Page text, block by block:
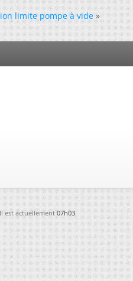
limite pompe à vide »
est actuellement07h03.